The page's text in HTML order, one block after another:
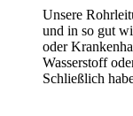
Unsere
und in so gut
oder
Wasserstoff
Schließlich